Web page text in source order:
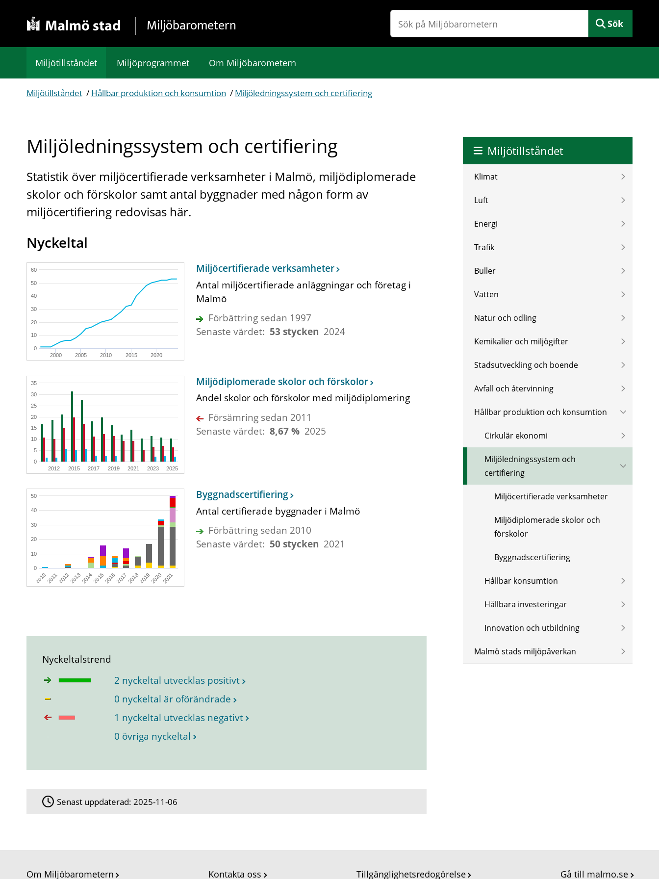
Miljöbarometern Sök
Miljötillståndet Miljöprogrammet Om Miljöbarometern
Miljötillståndet / Hållbar produktion och konsumtion / Miljöledningssystem och certifiering
Miljöledningssystem och certifiering
Statistik över miljöcertifierade verksamheter i Malmö, miljödiplomerade
skolor och förskolor samt antal byggnader med någon form av
miljöcertifiering redovisas här.
Nyckeltal
2000 2005 2010 2015 2020
0
10
20
30
40
50
60
Miljöcertifierade verksamheter
Antal miljöcertifierade anläggningar och företag i
Malmö
Förbättring sedan 1997
Senaste värdet: 53 stycken 2024
2012 2015 2017 2019 2021 2023 2025
0
5
10
15
20
25
30
35
Miljödiplomerade skolor och förskolor
Andel skolor och förskolor med miljödiplomering
Försämring sedan 2011
Senaste värdet: 8,67 % 2025
201020112012201320142015201620172018201920202021
0
10
20
30
40
50
Byggnadscertifiering
Antal certifierade byggnader i Malmö
Förbättring sedan 2010
Senaste värdet: 50 stycken 2021
Nyckeltalstrend
2 nyckeltal utvecklas positivt
0 nyckeltal är oförändrade
1 nyckeltal utvecklas negativt
0 övriga nyckeltal
Senast uppdaterad:2025-11-06
Miljötillståndet
Klimat
Luft
Energi
Trafik
Buller
Vatten
Natur och odling
Kemikalier och miljögifter
Stadsutveckling och boende
Avfall och återvinning
Hållbar produktion och konsumtion
Cirkulär ekonomi
Miljöledningssystem och
certifiering
Miljöcertifierade verksamheter
Miljödiplomerade skolor och
förskolor
Byggnadscertifiering
Hållbar konsumtion
Hållbara investeringar
Innovation och utbildning
Malmö stads miljöpåverkan
Om Miljöbarometern Kontakta oss Tillgänglighetsredogörelse Gå till malmo.se